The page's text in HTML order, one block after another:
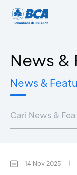
News &
News &
14 Nov 2025 |